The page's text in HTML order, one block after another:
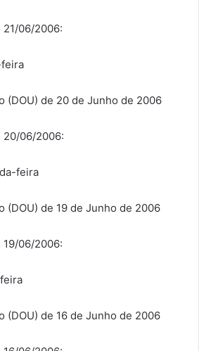
21/06/2006:
(DOU) de 20 de Junho de 2006
20/06/2006:
feira
(DOU) de 19 de Junho de 2006
19/06/2006:
(DOU) de 16 de Junho de 2006